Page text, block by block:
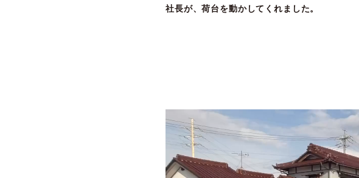
社長が、荷台を動かしてくれました。
動
レ